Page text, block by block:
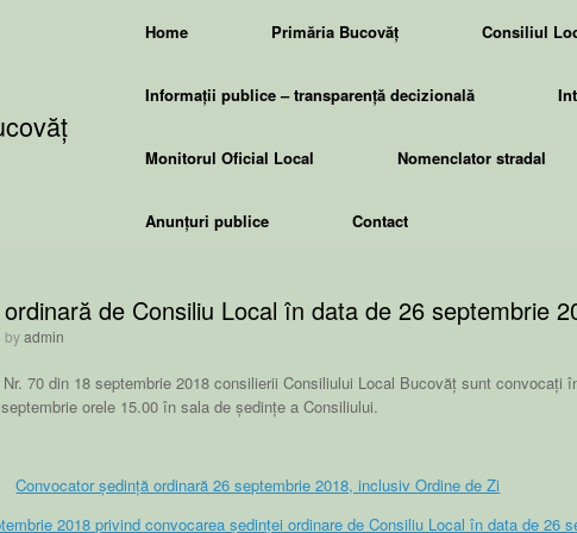
Home Primăria Bucovăț Consiliul
Informații publice – transparență decizională
Monitorul Oficial Local Nomenclator stradal
Anunțuri publice Contact
de Consiliu Local în data de 26 septembrie
byadmin
70 din 18 septembrie 2018 consilierii Consiliului Local Bucovăț sunt convocați
orele 15.00 în sala de ședințe a Consiliului.
Convocator ședință ordinară 26 septembrie 2018, inclusiv Ordine de Zi
2018 privind convocarea ședinței ordinare de Consiliu Local în data de 26